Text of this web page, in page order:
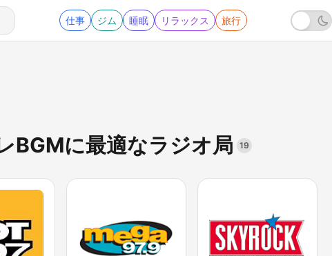
仕事 ジム 睡眠 リラックス 旅行
BGMに最適なラジオ局 19